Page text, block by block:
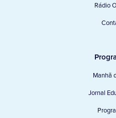
Rádio
Manhã
Jornal